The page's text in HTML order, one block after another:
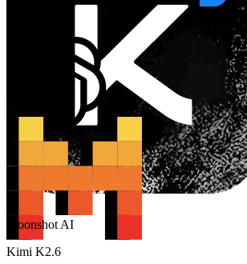
Moonshot AI
Kimi K2.6